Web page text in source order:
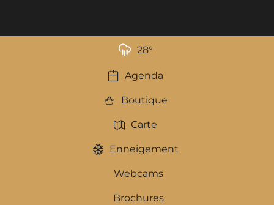
28°
Agenda
Boutique
Carte
Enneigement
Webcams
Brochures